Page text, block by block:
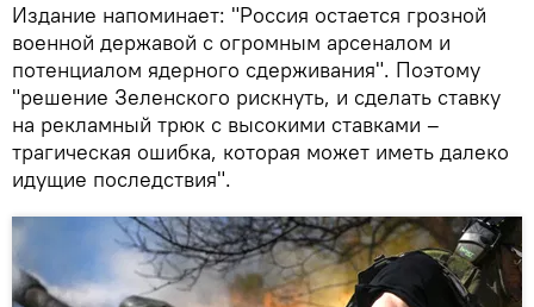
Издание напоминает: "Россия остается грозной
военной державой с огромным арсеналом и
потенциалом ядерного сдерживания". Поэтому
"решение Зеленского рискнуть, и сделать ставку
на рекламный трюк с высокими ставками –
трагическая ошибка, которая может иметь далеко
идущие последствия".